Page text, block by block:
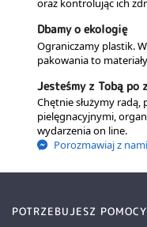
oraz kontrolując ich
Dbamy o ekologię
Ograniczamy plastik.
pakowania to
Jesteśmy z Tobą po
Chętnie służymy
pielęgnacyjnymi,
wydarzenia on line.
Porozmawiaj z nami
POTRZEBUJESZ